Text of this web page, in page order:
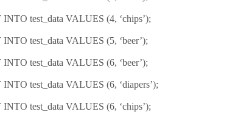
test_data VALUES (4, ‘chips’);
test_data VALUES (5, ‘beer’);
test_data VALUES (6, ‘beer’);
test_data VALUES (6, ‘diapers’);
test_data VALUES (6, ‘chips’);